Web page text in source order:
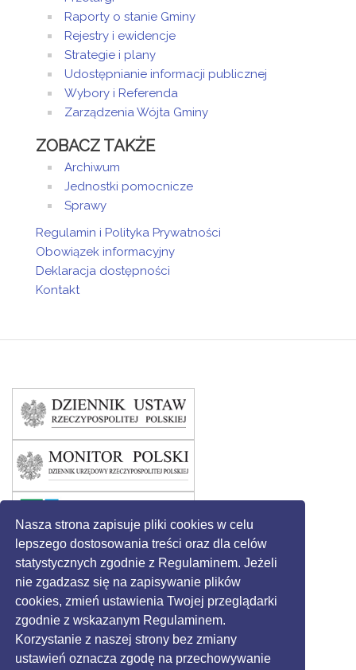
Nasza strona zapisuje pliki cookies w celu
lepszego dostosowania treści oraz dla celów
statystycznych zgodnie z Regulaminem. Jeżeli
nie zgadzasz się na zapisywanie plików
cookies, zmień ustawienia Twojej przeglądarki
zgodnie z wskazanym Regulaminem.
Korzystanie z naszej strony bez zmiany
ustawień oznacza zgodę na przechowywanie
Raporty o stanie Gminy
Rejestry i ewidencje
Strategie i plany
Udostępnianie informacji publicznej
Wybory i Referenda
Zarządzenia Wójta Gminy
ZOBACZ TAKŻE
Archiwum
Jednostki pomocnicze
Sprawy
Regulamin i Polityka Prywatności
Obowiązek informacyjny
Deklaracja dostępności
Kontakt